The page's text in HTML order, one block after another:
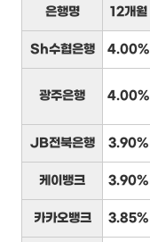
은행명 12개월
Sh수협은행 4.00%
광주은행 4.00%
JB전북은행 3.90%
케이뱅크 3.90%
카카오뱅크 3.85%